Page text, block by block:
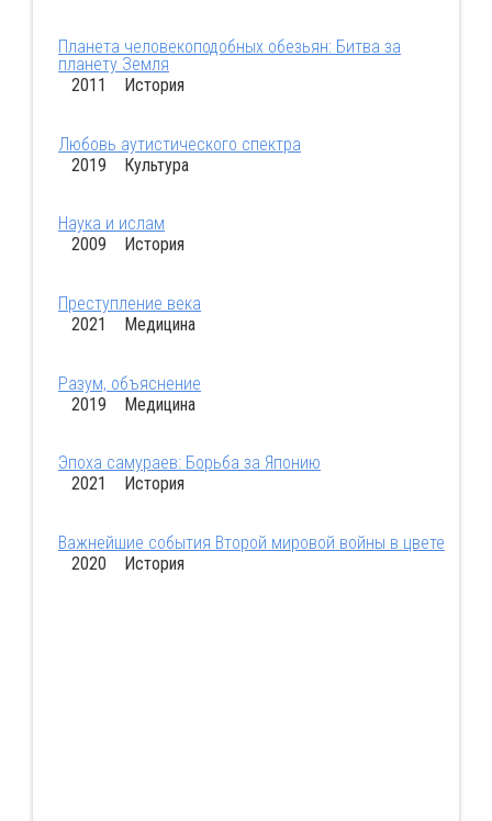
Планета человекоподобных обезьян: Битва за
планету Земля
2011 История
Любовь аутистического спектра
2019 Культура
Наука и ислам
2009 История
Преступление века
2021 Медицина
Разум, объяснение
2019 Медицина
Эпоха самураев: Борьба за Японию
2021 История
Важнейшие события Второй мировой войны в цвете
2020 История